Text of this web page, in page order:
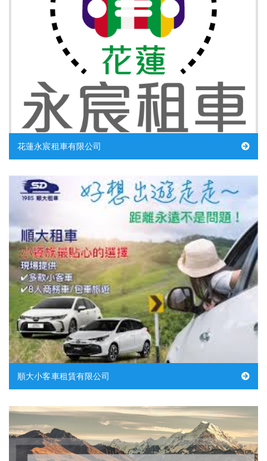
花蓮永宸租車有限公司
順大小客車租賃有限公司